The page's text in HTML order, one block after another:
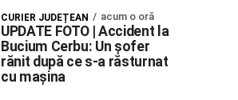
CURIER JUDEȚEAN acum o oră
UPDATE FOTO | Accident la
Bucium Cerbu: Un șofer
rănit după ce s-a răsturnat
cu mașina